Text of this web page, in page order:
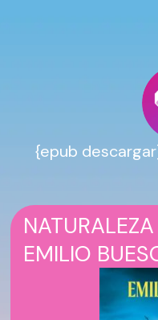
{epub descargar}
EMILIO